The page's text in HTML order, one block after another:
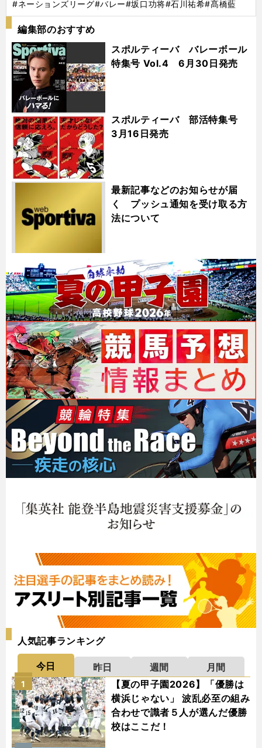
#ネーションズリーグ#バレー#坂口功将#石川祐希#髙橋藍
編集部のおすすめ
スポルティーバ バレーボール
特集号 Vol.4 6月30日発売
スポルティーバ 部活特集号
3月16日発売
最新記事などのお知らせが届
く プッシュ通知を受け取る方
法について
人気記事ランキング
今日 昨日 週間
月間
【夏の甲子園2026】「優勝は
横浜じゃない」 波乱必至の組み
合わせで識者５人が選んだ優勝
校はここだ！
1